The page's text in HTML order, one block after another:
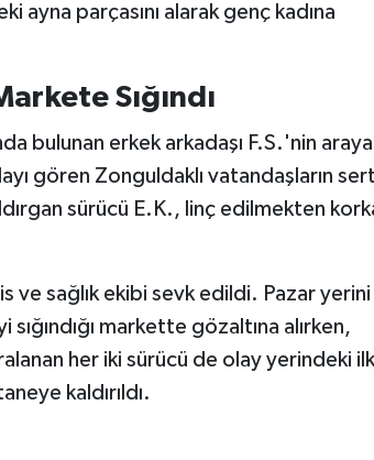
parçasını alarak genç kadına
Sığındı
bulunan erkek arkadaşı F.S.'nin araya
gören Zonguldaklı vatandaşların sert
sürücü E.K., linç edilmekten
ve sağlık ekibi sevk edildi. Pazar yerini
markette gözaltına alırken,
her iki sürücü de olay yerindeki ilk
kaldırıldı.